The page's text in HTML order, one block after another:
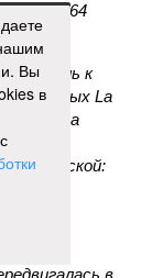
и 164
лишь к
La
Покидала
но
веской:
дома
с
в
Вы
в